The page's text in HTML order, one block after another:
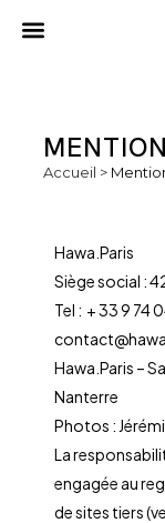
Accueil >
Hawa.Paris
Siège social :
Tel : + 33 9 74
Hawa.Paris –
Nanterre
Photos :
La
engagée au
de sites tiers